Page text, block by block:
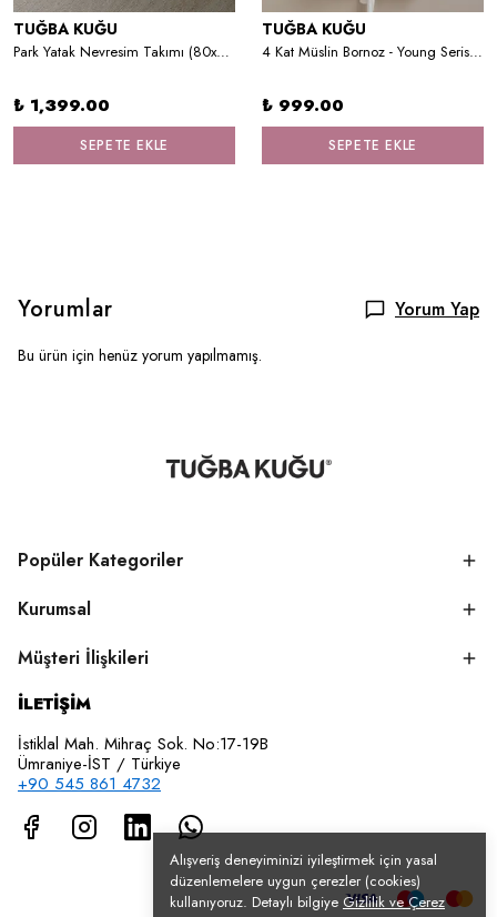
Alışveriş deneyiminizi iyileştirmek için yasal
düzenlemelere uygun çerezler (cookies)
kullanıyoruz. Detaylı bilgiye Gizlilik ve Çerez
TUĞBA KUĞU
Park Yatak Nevresim Takımı (80x120) - Blue Royal Series - L Harfi
₺ 1,399.00
SEPETE EKLE
TUĞBA KUĞU
4 Kat Müslin Bornoz - Young Serisi - Üçlü Dinozor
₺ 999.00
SEPETE EKLE
Yorumlar Yorum Yap
Bu ürün için henüz yorum yapılmamış.
Popüler Kategoriler
Kurumsal
Müşteri İlişkileri
İLETİŞİM
İstiklal Mah. Mihraç Sok. No:17-19B
Ümraniye-İST / Türkiye
+90 545 861 4732